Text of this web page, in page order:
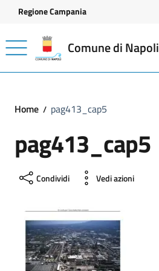
Vai ai contenuti
Vai al footer
Regione Campania
Comune di Napoli
Home pag413_cap5
pag413_cap5
Condividi Vedi azioni